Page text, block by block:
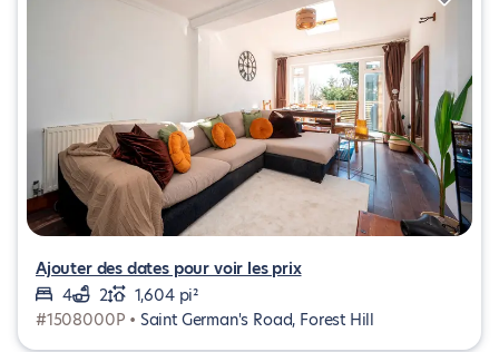
Ajouter des dates pour voir les prix
4
2
1,604 pi²
#1508000P • Saint German's Road, Forest Hill